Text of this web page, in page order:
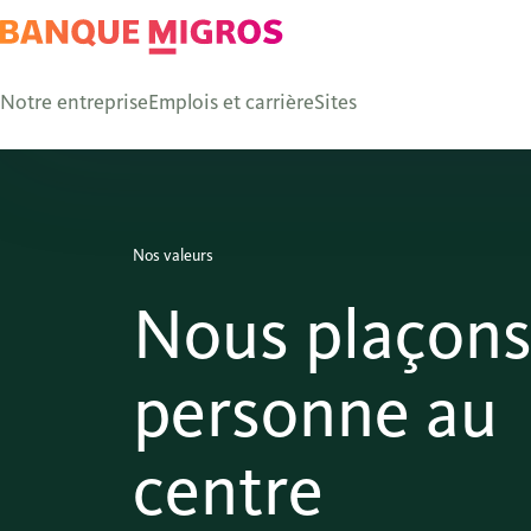
Notre entrepriseEmplois et carrièreSites
Nos valeurs
Nous
personne au
centre